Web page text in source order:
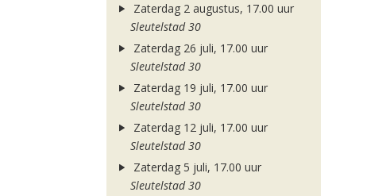
Zaterdag 2 augustus, 17.00 uur
Sleutelstad 30
Zaterdag 26 juli, 17.00 uur
Sleutelstad 30
Zaterdag 19 juli, 17.00 uur
Sleutelstad 30
Zaterdag 12 juli, 17.00 uur
Sleutelstad 30
Zaterdag 5 juli, 17.00 uur
Sleutelstad 30